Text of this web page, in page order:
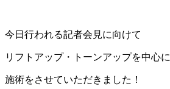
今日行われる記者会見に向けて
リフトアップ・トーンアップを中心に
施術をさせていただきました！